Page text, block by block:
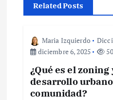
Related Posts
Maria Izquierdo
diciembre 6, 2025
¿Qué es el
desarrollo
comunidad?